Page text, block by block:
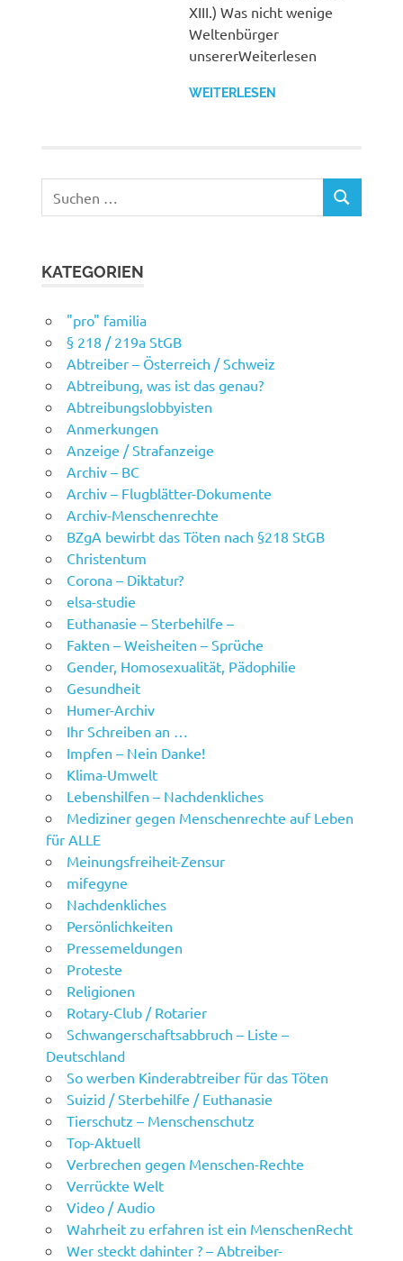
XIII.) Was nicht wenige
Weltenbürger
unsererWeiterlesen
WEITERLESEN
nach:
SUCHEN
KATEGORIEN
"pro" familia
§ 218 / 219a StGB
Abtreiber – Österreich / Schweiz
Abtreibung, was ist das genau?
Abtreibungslobbyisten
Anmerkungen
Anzeige / Strafanzeige
Archiv – BC
Archiv – Flugblätter-Dokumente
Archiv-Menschenrechte
BZgA bewirbt das Töten nach §218 StGB
Christentum
Corona – Diktatur?
elsa-studie
Euthanasie – Sterbehilfe –
Fakten – Weisheiten – Sprüche
Gender, Homosexualität, Pädophilie
Gesundheit
Humer-Archiv
Ihr Schreiben an …
Impfen – Nein Danke!
Klima-Umwelt
Lebenshilfen – Nachdenkliches
Mediziner gegen Menschenrechte auf Leben
für ALLE
Meinungsfreiheit-Zensur
mifegyne
Nachdenkliches
Persönlichkeiten
Pressemeldungen
Proteste
Religionen
Rotary-Club / Rotarier
Schwangerschaftsabbruch – Liste –
Deutschland
So werben Kinderabtreiber für das Töten
Suizid / Sterbehilfe / Euthanasie
Tierschutz – Menschenschutz
Top-Aktuell
Verbrechen gegen Menschen-Rechte
Verrückte Welt
Video / Audio
Wahrheit zu erfahren ist ein MenschenRecht
Wer steckt dahinter ? – Abtreiber-